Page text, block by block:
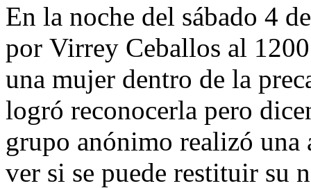
En la noche del sábado 4
por Virrey Ceballos al
una mujer dentro de la
logró reconocerla pero
grupo anónimo realizó
ver si se puede restituir su